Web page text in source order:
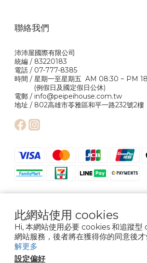
此網站使用 cookies
Hi, 本網站使用必要 cookies 和追蹤型
網站服務，後者將在獲得你的同意後才
解更多
設定偏好
聯絡我們
沛沛屋國際有限公司
統編 / 83220183
電話 / 07-777-8385
時間 / 星期一至星期五 AM 08:30 ~ PM
(例假日及國定假日公休)
電郵 / info@peipeihouse.com.tw
地址 / 802高雄市苓雅區和平一路232號2樓
Copyright © 2024 Pei Pei House International